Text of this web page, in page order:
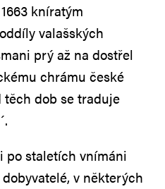
kníratým
valašských
prý až na dostřel
chrámu české
těch dob se traduje
po staletích vnímáni
v některých